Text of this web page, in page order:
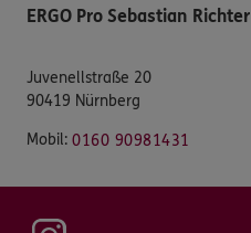
ERGO Pro Sebastian Richter
Juvenellstraße 20
90419 Nürnberg
Mobil: 0160 90981431